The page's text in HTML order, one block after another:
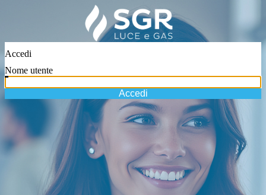
Accedi
Nome utente
Accedi